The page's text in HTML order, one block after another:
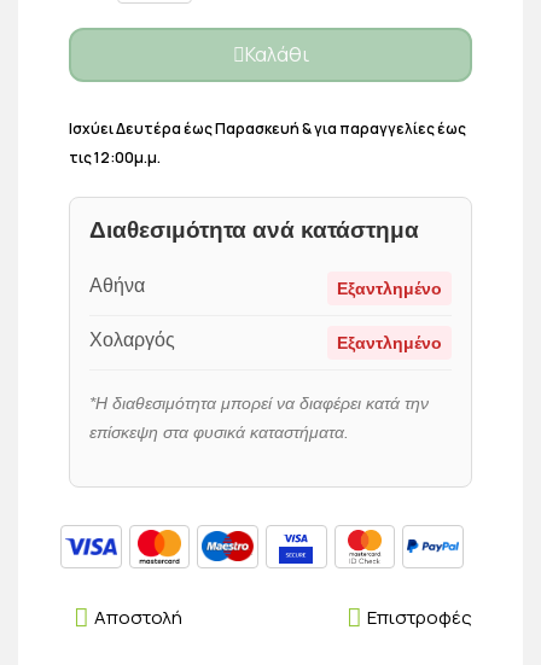
Καλάθι
Ισχύει Δευτέρα έως Παρασκευή & για παραγγελίες έως
τις 12:00μ.μ.
Διαθεσιμότητα ανά κατάστημα
Αθήνα Εξαντλημένο
Χολαργός Εξαντλημένο
*Η διαθεσιμότητα μπορεί να διαφέρει κατά την
επίσκεψη στα φυσικά καταστήματα.
Επιστροφές
Αποστολή